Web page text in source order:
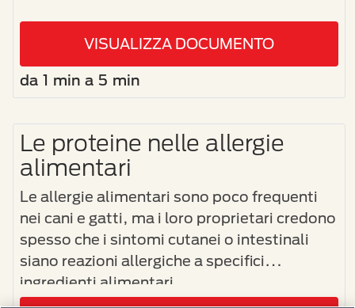
VISUALIZZA DOCUMENTO
da 1 min a 5 min
Le proteine nelle allergie
alimentari
Le allergie alimentari sono poco frequenti
nei cani e gatti, ma i loro proprietari credono
spesso che i sintomi cutanei o intestinali
siano reazioni allergiche a specifici
ingredienti alimentari.